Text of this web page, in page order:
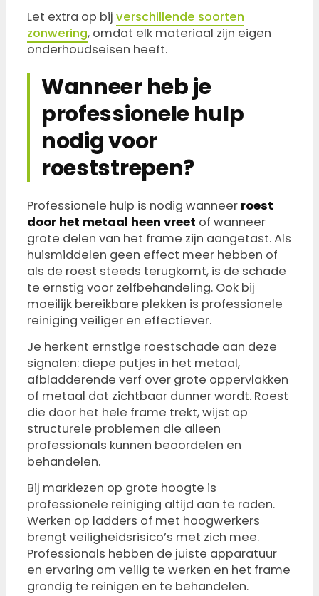
Let extra op bij verschillende soorten
zonwering, omdat elk materiaal zijn eigen
onderhoudseisen heeft.
Wanneer heb je
professionele hulp
nodig voor
roeststrepen?
Professionele hulp is nodig wanneer roest
door het metaal heen vreet of wanneer
grote delen van het frame zijn aangetast. Als
huismiddelen geen effect meer hebben of
als de roest steeds terugkomt, is de schade
te ernstig voor zelfbehandeling. Ook bij
moeilijk bereikbare plekken is professionele
reiniging veiliger en effectiever.
Je herkent ernstige roestschade aan deze
signalen: diepe putjes in het metaal,
afbladderende verf over grote oppervlakken
of metaal dat zichtbaar dunner wordt. Roest
die door het hele frame trekt, wijst op
structurele problemen die alleen
professionals kunnen beoordelen en
behandelen.
Bij markiezen op grote hoogte is
professionele reiniging altijd aan te raden.
Werken op ladders of met hoogwerkers
brengt veiligheidsrisico’s met zich mee.
Professionals hebben de juiste apparatuur
en ervaring om veilig te werken en het frame
grondig te reinigen en te behandelen.